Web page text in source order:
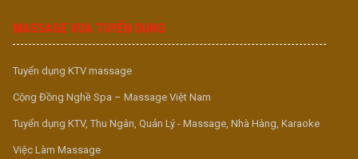
MASSAGE VUA TUYỂN DỤNG
Tuyển dụng KTV massage
Cộng Đồng Nghề Spa – Massage Việt Nam
Tuyển dụng KTV, Thu Ngân, Quản Lý - Massage, Nhà Hàng, Karaoke
Việc Làm Massage